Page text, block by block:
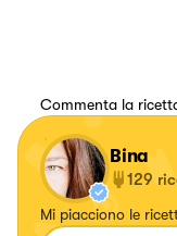
Commenta la
Bina
129
Mi piacciono le